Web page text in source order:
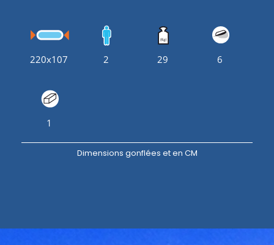
220x107 2 29 6
1
Dimensions gonflées et en CM